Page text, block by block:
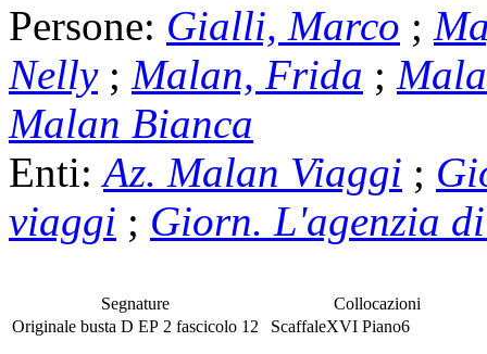
Persone: Gialli, Marco ;
Nelly; Malan, Frida ;
Malan Bianca
Enti: Az. Malan Viaggi ;
viaggi ; Giorn. L'agenzia
Segnature
Originale busta D EP 2 fascicolo 12
Collocazioni
ScaffaleXVI Piano6